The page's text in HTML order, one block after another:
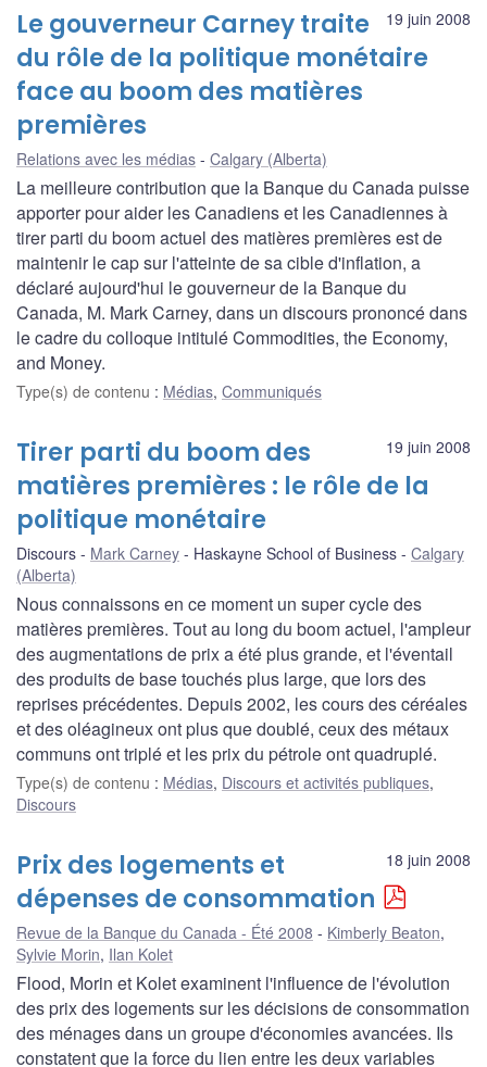
19 juin 2008
Le gouverneur Carney traite
du rôle de la politique monétaire
face au boom des matières
premières
Relations avec les médias Calgary (Alberta)
La meilleure contribution que la Banque du Canada puisse
apporter pour aider les Canadiens et les Canadiennes à
tirer parti du boom actuel des matières premières est de
maintenir le cap sur l'atteinte de sa cible d'inflation, a
déclaré aujourd'hui le gouverneur de la Banque du
Canada, M. Mark Carney, dans un discours prononcé dans
le cadre du colloque intitulé Commodities, the Economy,
and Money.
Type(s) de contenu : Médias, Communiqués
19 juin 2008
Tirer parti du boom des
matières premières : le rôle de la
politique monétaire
Discours Mark Carney Haskayne School of Business
Calgary
(Alberta)
Nous connaissons en ce moment un super cycle des
matières premières. Tout au long du boom actuel, l'ampleur
des augmentations de prix a été plus grande, et l'éventail
des produits de base touchés plus large, que lors des
reprises précédentes. Depuis 2002, les cours des céréales
et des oléagineux ont plus que doublé, ceux des métaux
communs ont triplé et les prix du pétrole ont quadruplé.
Type(s) de contenu : Médias, Discours et activités publiques,
Discours
18 juin 2008
Prix des logements et
dépenses de consommation
Revue de la Banque du Canada - Été 2008 Kimberly Beaton,
Sylvie Morin, Ilan Kolet
Flood, Morin et Kolet examinent l'influence de l'évolution
des prix des logements sur les décisions de consommation
des ménages dans un groupe d'économies avancées. Ils
constatent que la force du lien entre les deux variables